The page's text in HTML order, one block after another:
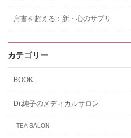
肩書を超える：新・心のサプリ
カテゴリー
BOOK
Dr.純子のメディカルサロン
TEA SALON